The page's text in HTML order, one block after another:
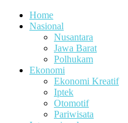
Home
Nasional
Nusantara
Jawa Barat
Polhukam
Ekonomi
Ekonomi Kreatif
Iptek
Otomotif
Pariwisata